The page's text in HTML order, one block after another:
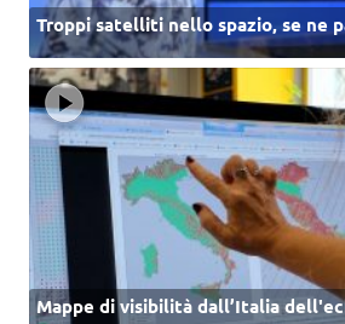
Troppi satelliti nello spazio, se ne
Mappe di visibilità dall’Italia